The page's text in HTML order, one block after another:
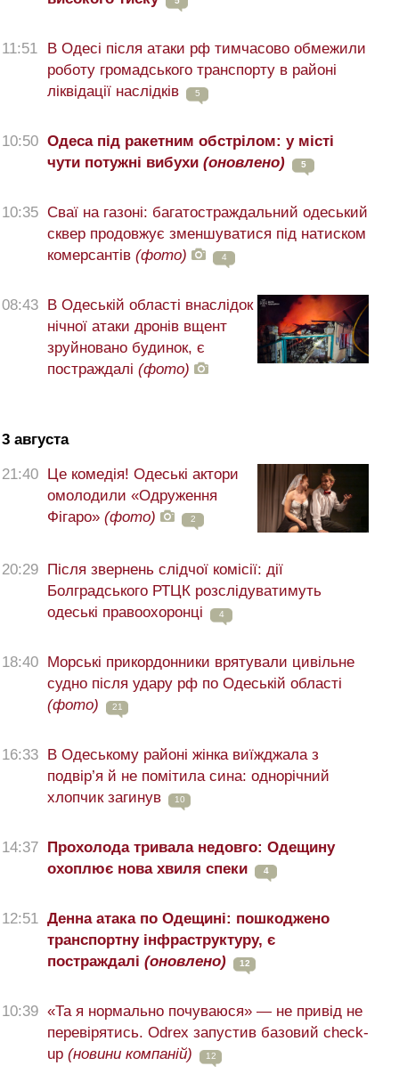
11:51
В Одесі після атаки рф тимчасово обмежили
роботу громадського транспорту в районі
ліквідації наслідків
5
10:50 Одеса під ракетним обстрілом: у місті
чути потужні вибухи (оновлено) 5
10:35 Сваї на газоні: багатостраждальний одеський
сквер продовжує зменшуватися під натиском
комерсантів (фото) 4
08:43 В Одеській області внаслідок
нічної атаки дронів вщент
зруйновано будинок, є
постраждалі (фото)
3 августа
21:40 Це комедія! Одеські актори
омолодили «Одруження
Фігаро» (фото) 2
20:29 Після звернень слідчої комісії: дії
Болградського РТЦК розслідуватимуть
одеські правоохоронці
4
18:40 Морські прикордонники врятували цивільне
судно після удару рф по Одеській області
(фото)
21
16:33 В Одеському районі жінка виїжджала з
подвір’я й не помітила сина: однорічний
хлопчик загинув
10
14:37 Прохолода тривала недовго: Одещину
охоплює нова хвиля спеки
4
12:51 Денна атака по Одещині: пошкоджено
транспортну інфраструктуру, є
постраждалі (оновлено) 12
10:39 «Та я нормально почуваюся» — не привід не
перевірятись. Odrex запустив базовий check-
up (новини компаній) 12